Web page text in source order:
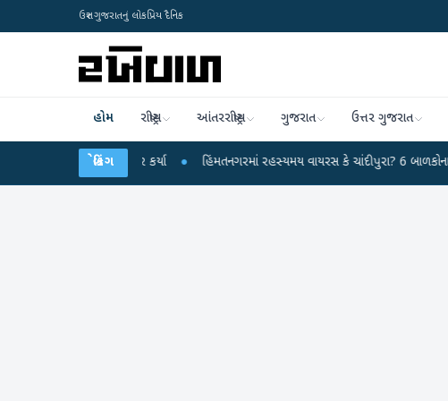
ઉત્તર ગુજરાતનું લોકપ્રિય દૈનિક
હોમ રાષ્ટ્રીય આંતરરાષ્ટ્રીય ગુજરાત ઉત્તર ગુજરાત
બ્રેકિંગ
પર પ્રહાર કર્યા ● હિંમતનગરમાં રહસ્યમય વાયરસ કે ચાંદીપુરા? 6 બાળકોના મોતથી ફફડાટ